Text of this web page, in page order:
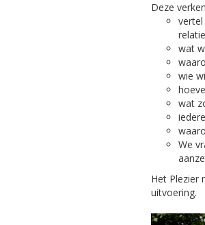
Deze
wat
wie
wat
We
Het Plezier
uitvoering.